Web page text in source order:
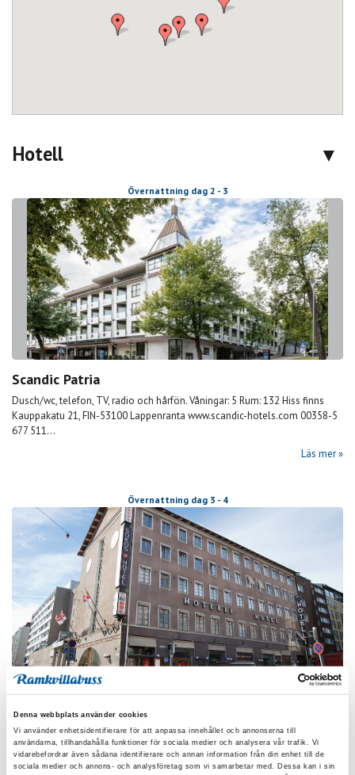
Denna webbplats använder cookies
Vi använder enhetsidentifierare för att anpassa innehållet och annonserna till
användarna, tillhandahålla funktioner för sociala medier och analysera vår trafik. Vi
vidarebefordrar även sådana identifierare och annan information från din enhet till de
sociala medier och annons- och analysföretag som vi samarbetar med. Dessa kan i sin
Hotell
Övernattning dag 2 - 3
Scandic Patria
Dusch/wc, telefon, TV, radio och hårfön. Våningar: 5 Rum: 132 Hiss finns
Kauppakatu 21, FIN-53100 Lappenranta www.scandic-hotels.com 00358-5
677 511...
Läs mer
Övernattning dag 3 - 4
Original Sokos Hotel Seurahuone
Eriksgatan 23, 20100 Åbo, Finland www.sokoshotels.fi/fi/turku/sokos-
hotel-seurahuone 00358 2 3373800...
Läs mer